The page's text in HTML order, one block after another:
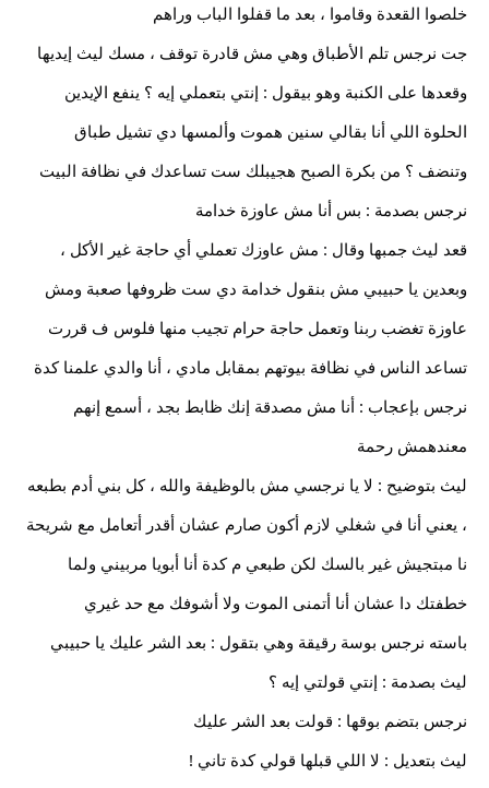
خلصوا القعدة وقاموا ، بعد ما قفلوا الباب وراهم
جت نرجس تلم الأطباق وهي مش قادرة توقف ، مسك ليث إيديها
وقعدها على الكنبة وهو بيقول : إنتي بتعملي إيه ؟ ينفع الإيدين
الحلوة اللي أنا بقالي سنين هموت وألمسها دي تشيل طباق
وتنضف ؟ من بكرة الصبح هجيبلك ست تساعدك في نظافة البيت
نرجس بصدمة : بس أنا مش عاوزة خدامة
قعد ليث جمبها وقال : مش عاوزك تعملي أي حاجة غير الأكل ،
وبعدين يا حبيبي مش بنقول خدامة دي ست ظروفها صعبة ومش
عاوزة تغضب ربنا وتعمل حاجة حرام تجيب منها فلوس ف قررت
تساعد الناس في نظافة بيوتهم بمقابل مادي ، أنا والدي علمنا كدة
نرجس بإعجاب : أنا مش مصدقة إنك ظابط بجد ، أسمع إنهم
معندهمش رحمة
ليث بتوضيح : لا يا نرجسي مش بالوظيفة والله ، كل بني أدم بطبعه
، يعني أنا في شغلي لازم أكون صارم عشان أقدر أتعامل مع شريحة
نا مبتجيش غير بالسك لكن طبعي م كدة أنا أبويا مربيني ولما
خطفتك دا عشان أنا أتمنى الموت ولا أشوفك مع حد غيري
باسته نرجس بوسة رقيقة وهي بتقول : بعد الشر عليك يا حبيبي
ليث بصدمة : إنتي قولتي إيه ؟
نرجس بتضم بوقها : قولت بعد الشر عليك
ليث بتعديل : لا اللي قبلها قولي كدة تاني !